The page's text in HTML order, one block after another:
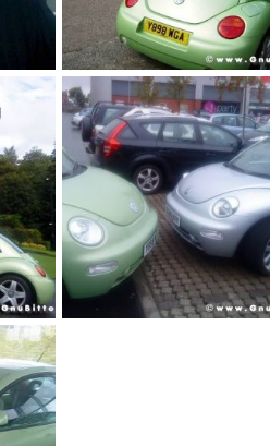
Le Foto dei Membri!
Avalon
15 Novembre 2009
0
1